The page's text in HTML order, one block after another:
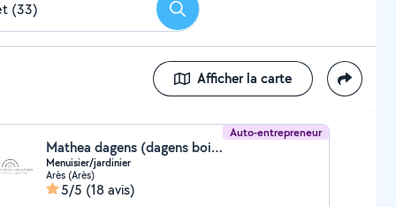
Rechercher
Afficher la carte
Auto-entrepreneur
Mathea dagens (dagens bois service)
Menuisier/jardinier
Arès (Arès)
5/5 (18 avis)